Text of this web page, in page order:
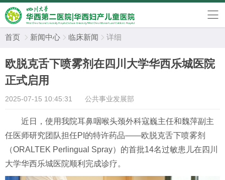
首页  新闻中心  临床新闻  详细
欧脱克舌下喷雾剂在四川大学华西乐城医院
正式启用
2025-07-15 10:45:31 公共事业发展部
近日，使用我院耳鼻咽喉头颈外科寇巍主任和魏萍副主
任医师研究团队担任PI的特许药品——欧脱克舌下喷雾剂
（ORALTEK Perlingual Spray）的首批14名过敏患儿在四川
大学华西乐城医院顺利完成诊疗。